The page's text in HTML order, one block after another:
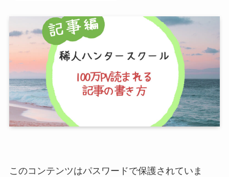
このコンテンツはパスワードで保護されていま